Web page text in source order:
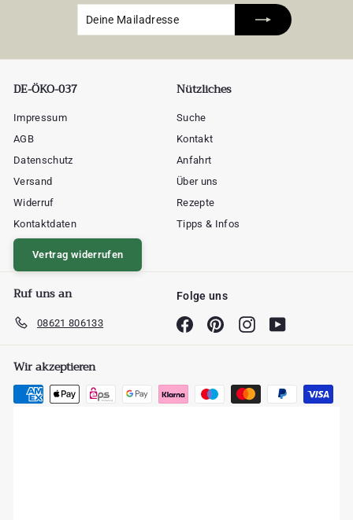
DE-ÖKO-037
Impressum
AGB
Datenschutz
Versand
Widerruf
Kontaktdaten
Vertrag widerrufen
Nützliches
Suche
Kontakt
Anfahrt
Über uns
Rezepte
Tipps & Infos
Ruf uns an
08621 806133
Folge uns
FacebookPinterestInstagram
Wir akzeptieren